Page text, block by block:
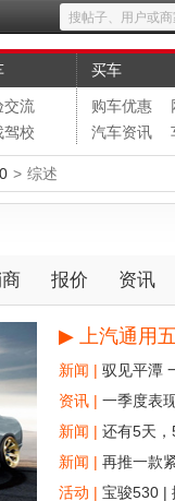
交流
驾校
买车
购车优惠
汽车资讯
> 综述
报价 资讯
▶ 上汽通用
新闻 | 驭见平潭
资讯 |
新闻 | 还有5天
新闻 |
活动 | 宝骏530 |